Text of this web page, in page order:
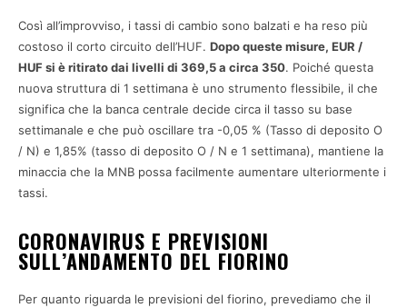
Così all’improvviso, i tassi di cambio sono balzati e ha reso più
costoso il corto circuito dell’HUF. Dopo queste misure, EUR /
HUF si è ritirato dai livelli di 369,5 a circa 350. Poiché questa
nuova struttura di 1 settimana è uno strumento flessibile, il che
significa che la banca centrale decide circa il tasso su base
settimanale e che può oscillare tra -0,05 % (Tasso di deposito O
/ N) e 1,85% (tasso di deposito O / N e 1 settimana), mantiene la
minaccia che la MNB possa facilmente aumentare ulteriormente i
tassi.
CORONAVIRUS E PREVISIONI
SULL’ANDAMENTO DEL FIORINO
Per quanto riguarda le previsioni del fiorino, prevediamo che il